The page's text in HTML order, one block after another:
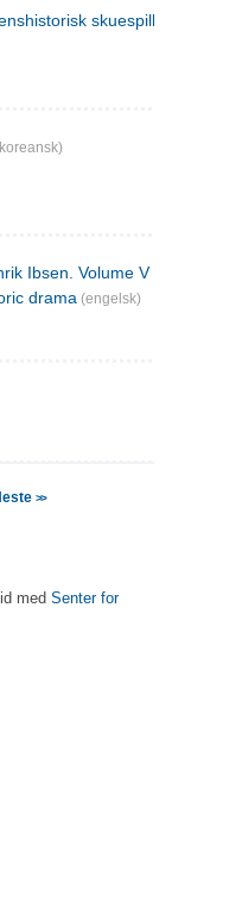
skuespill (1873)
Ibsen. Volume V : Emperor
drama (engelsk)
>>
med Senter for